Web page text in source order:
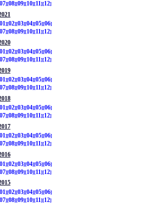
08 09 10 11
12
02 03 04 05 06
08 09 10 11
12
02 03 04 05 06
08 09 10 11
12
02 03 04 05 06
08 09 10 11
12
02 03 04 05 06
08 09 10 11 12
02 03 04 05 06
08 09 10 11 12
02 03 04 05 06
08 09 10 11
12
02 03 04 05 06
08 09 10 11
12